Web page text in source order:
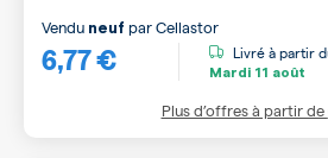
6,77 €
Vendu neuf parCellastor
Livré à partir
Mardi 11 août
Plus d’offres à partir de